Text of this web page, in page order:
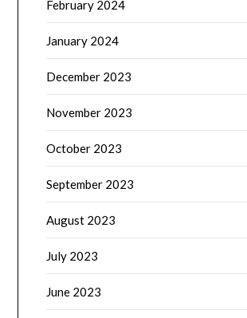
February 2024
January 2024
December 2023
November 2023
October 2023
September 2023
August 2023
July 2023
June 2023